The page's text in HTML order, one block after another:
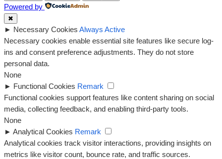
Powered by
✖
► Necessary Cookies Always Active
Necessary cookies enable essential site features like secure log-
ins and consent preference adjustments. They do not store
personal data.
None
► Functional Cookies Remark
Functional cookies support features like content sharing on social
media, collecting feedback, and enabling third-party tools.
None
► Analytical Cookies Remark
Analytical cookies track visitor interactions, providing insights on
metrics like visitor count, bounce rate, and traffic sources.